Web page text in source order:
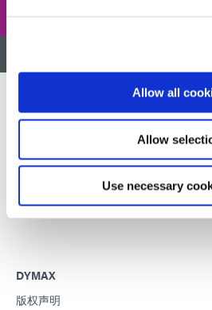
Allow all
Allow
Use necessary
开发创新的快速光固化材料、分配设备
大幅提高制造效率。
本网站受 reCAPTCHA 和Google 隐私
DYMAX
版权声明